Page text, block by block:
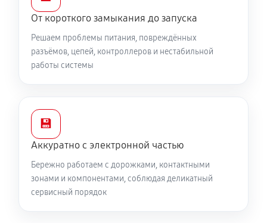
От короткого замыкания до запуска
Решаем проблемы питания, повреждённых
разъёмов, цепей, контроллеров и нестабильной
работы системы
💾
Аккуратно с электронной частью
Бережно работаем с дорожками, контактными
зонами и компонентами, соблюдая деликатный
сервисный порядок